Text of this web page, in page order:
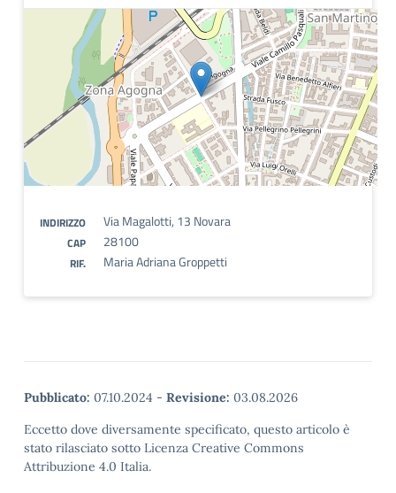
INDIRIZZO Via Magalotti, 13 Novara
CAP 28100
RIF. Maria Adriana Groppetti
Pubblicato: 07.10.2024 - Revisione: 03.08.2026
Eccetto dove diversamente specificato, questo articolo è
stato rilasciato sotto Licenza Creative Commons
Attribuzione 4.0 Italia.